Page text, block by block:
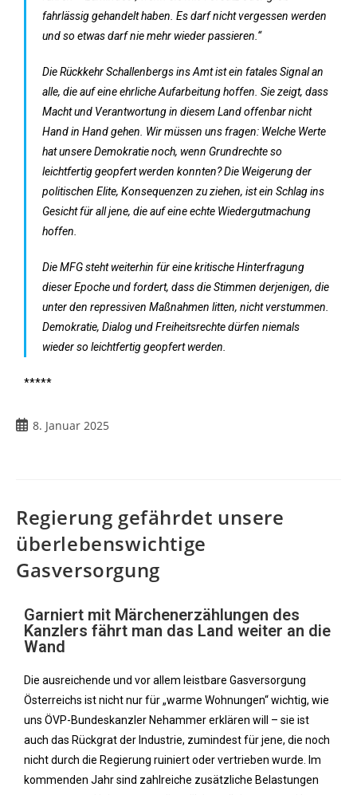
fahrlässig gehandelt haben. Es darf nicht vergessen werden
und so etwas darf nie mehr wieder passieren.“
Die Rückkehr Schallenbergs ins Amt ist ein fatales Signal an
alle, die auf eine ehrliche Aufarbeitung hoffen. Sie zeigt, dass
Macht und Verantwortung in diesem Land offenbar nicht
Hand in Hand gehen. Wir müssen uns fragen: Welche Werte
hat unsere Demokratie noch, wenn Grundrechte so
leichtfertig geopfert werden konnten? Die Weigerung der
politischen Elite, Konsequenzen zu ziehen, ist ein Schlag ins
Gesicht für all jene, die auf eine echte Wiedergutmachung
hoffen.
Die MFG steht weiterhin für eine kritische Hinterfragung
dieser Epoche und fordert, dass die Stimmen derjenigen, die
unter den repressiven Maßnahmen litten, nicht verstummen.
Demokratie, Dialog und Freiheitsrechte dürfen niemals
wieder so leichtfertig geopfert werden.
*****
8. Januar 2025
Regierung gefährdet unsere
überlebenswichtige
Gasversorgung
Garniert mit Märchenerzählungen des
Kanzlers fährt man das Land weiter an die
Wand
Die ausreichende und vor allem leistbare Gasversorgung
Österreichs ist nicht nur für „warme Wohnungen“ wichtig, wie
uns ÖVP-Bundeskanzler Nehammer erklären will – sie ist
auch das Rückgrat der Industrie, zumindest für jene, die noch
nicht durch die Regierung ruiniert oder vertrieben wurde. Im
kommenden Jahr sind zahlreiche zusätzliche Belastungen